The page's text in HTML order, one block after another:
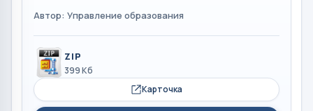
Автор: Управление образования
ZIP
399 Кб
Карточка